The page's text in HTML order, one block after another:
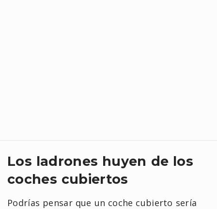
Los ladrones huyen de los
coches cubiertos
Podrías pensar que un coche cubierto sería